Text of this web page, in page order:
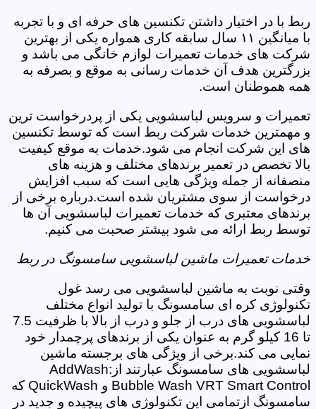
ربط با در اختیار داشتن تکنسین های حرفه ای و با تجربه
با میانگین ۱۱ سال سابقه کاری همواره یکی از بهترین
شرکت های خدمات تعمیرات لوازم خانگی می باشد و
بزرگترین هدف آن خدمات رسانی به موقع و بصرفه به
همه هموطنان است.
تعمیرات و سرویس لباسشویی یکی از پردرخواست ترین
و مهمترین خدمات شرکت ربط است که توسط تکنسین
های این شرکت انجام می شود.خدمات به موقع کیفیت
بالا تخصص در تعمیر برندهای مختلف و هزینه های
منصفانه از جمله ویژگی هایی است که سبب افزایش
درخواست از سوی مشتریان شده است.درباره برخی از
برندهای معتبری که خدمات تعمیرات لباسشویی آن ها
توسط ربط ارائه می شود بیشتر صحبت می کنیم.
خدمات تعمیرات ماشین لباسشویی سامسونگ در ربط
وقتی نوبت به ماشین لباسشویی می رسد غول
تکنولوژی کره ای سامسونگ با تولید انواع مختلف
لباسشویی های درب از جلو و درب از بالا با ظرفیت 7.5
تا 16 کیلو گرم به عنوان یکی از برندهای پرچمدار خود
نمایی می کند.برخی از ویژگی های برجسته ماشین
لباسشویی های سامسونگ عبارتند از:AddWash
Bubble Wash VRT Smart Control و QuickWash که
سامسونگ ازتمامی این تکنولوژی های پیچیده و جدید در